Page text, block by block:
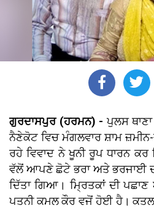
ਗੁਰਦਾਸਪੁਰ (ਹਰਮਨ) - ਪੁਲਸ
ਨੈਣੇਕੋਟ ਵਿਚ ਮੰਗਲਵਾਰ ਸ਼ਾਮ
ਰਹੇ ਵਿਵਾਦ ਨੇ ਖੂਨੀ ਰੂਪ ਧਾਰਨ
ਵੱਲੋਂ ਆਪਣੇ ਛੋਟੇ ਭਰਾ ਅਤੇ ਭਰਜਾਈ
ਦਿੱਤਾ ਗਿਆ। ਮ੍ਰਿਤਕਾਂ ਦੀ
ਪਤਨੀ ਕਮਲ ਕੌਰ ਵਜੋਂ ਹੋਈ ਹੈ।